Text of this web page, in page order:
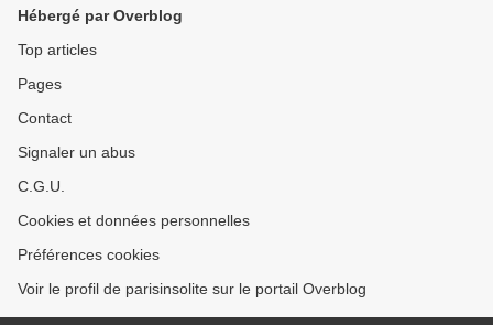
Hébergé par Overblog
Top articles
Pages
Contact
Signaler un abus
C.G.U.
Cookies et données personnelles
Préférences cookies
Voir le profil de parisinsolite sur le portail Overblog